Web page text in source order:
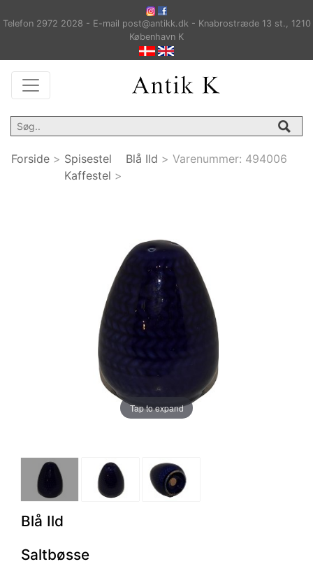
Telefon 2972 2028 - E-mail post@antikk.dk - Knabrostræde 13 st., 1210
København K
Forside > Spisestel
Kaffestel >
Blå Ild > Varenummer: 494006
Tap to expand
Blå Ild
Saltbøsse